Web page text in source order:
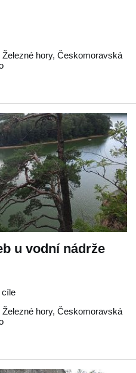
Železné hory, Českomoravská
u vodní nádrže
cíle
Železné hory, Českomoravská